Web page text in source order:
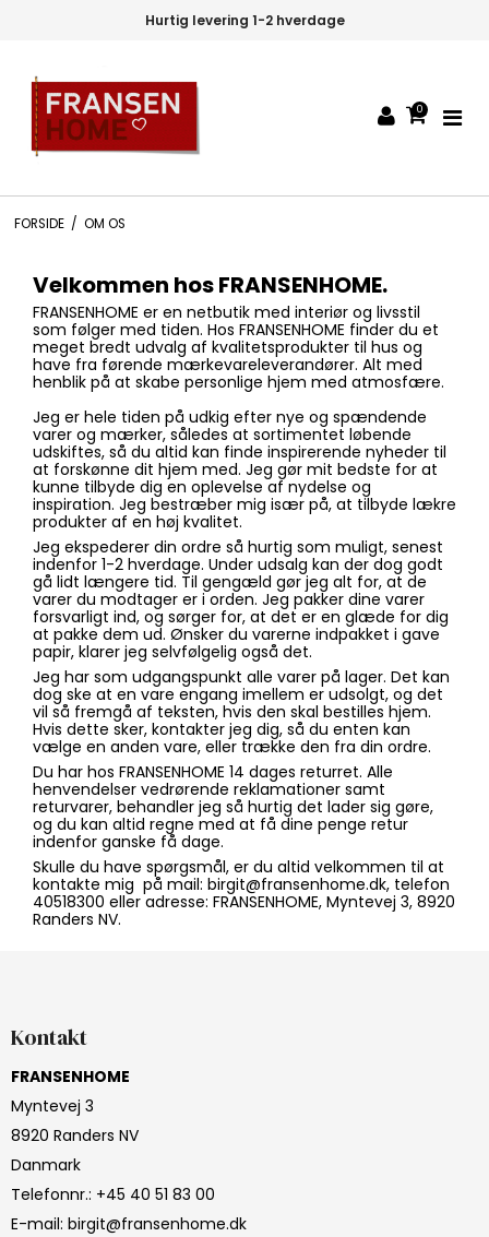
Hurtig levering 1-2 hverdage
0
FORSIDE / OM OS
Velkommen hos FRANSENHOME.
FRANSENHOME er en netbutik med interiør og livsstil
som følger med tiden. Hos FRANSENHOME finder du et
meget bredt udvalg af kvalitetsprodukter til hus og
have fra førende mærkevareleverandører. Alt med
henblik på at skabe personlige hjem med atmosfære.
Jeg er hele tiden på udkig efter nye og spændende
varer og mærker, således at sortimentet løbende
udskiftes, så du altid kan finde inspirerende nyheder til
at forskønne dit hjem med. Jeg gør mit bedste for at
kunne tilbyde dig en oplevelse af nydelse og
inspiration. Jeg bestræber mig især på, at tilbyde lækre
produkter af en høj kvalitet.
Jeg ekspederer din ordre så hurtig som muligt, senest
indenfor 1-2 hverdage. Under udsalg kan der dog godt
gå lidt længere tid. Til gengæld gør jeg alt for, at de
varer du modtager er i orden. Jeg pakker dine varer
forsvarligt ind, og sørger for, at det er en glæde for dig
at pakke dem ud. Ønsker du varerne indpakket i gave
papir, klarer jeg selvfølgelig også det.
Jeg har som udgangspunkt alle varer på lager. Det kan
dog ske at en vare engang imellem er udsolgt, og det
vil så fremgå af teksten, hvis den skal bestilles hjem.
Hvis dette sker, kontakter jeg dig, så du enten kan
vælge en anden vare, eller trække den fra din ordre.
Du har hos FRANSENHOME 14 dages returret. Alle
henvendelser vedrørende reklamationer samt
returvarer, behandler jeg så hurtig det lader sig gøre,
og du kan altid regne med at få dine penge retur
indenfor ganske få dage.
Skulle du have spørgsmål, er du altid velkommen til at
kontakte mig på mail: birgit@fransenhome.dk, telefon
40518300 eller adresse: FRANSENHOME, Myntevej 3, 8920
Randers NV.
Kontakt
FRANSENHOME
Myntevej 3
8920 Randers NV
Danmark
Telefonnr.: +45 40 51 83 00
E-mail: birgit@fransenhome.dk